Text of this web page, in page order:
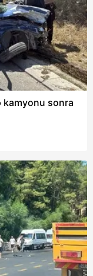
kamyonu sonra